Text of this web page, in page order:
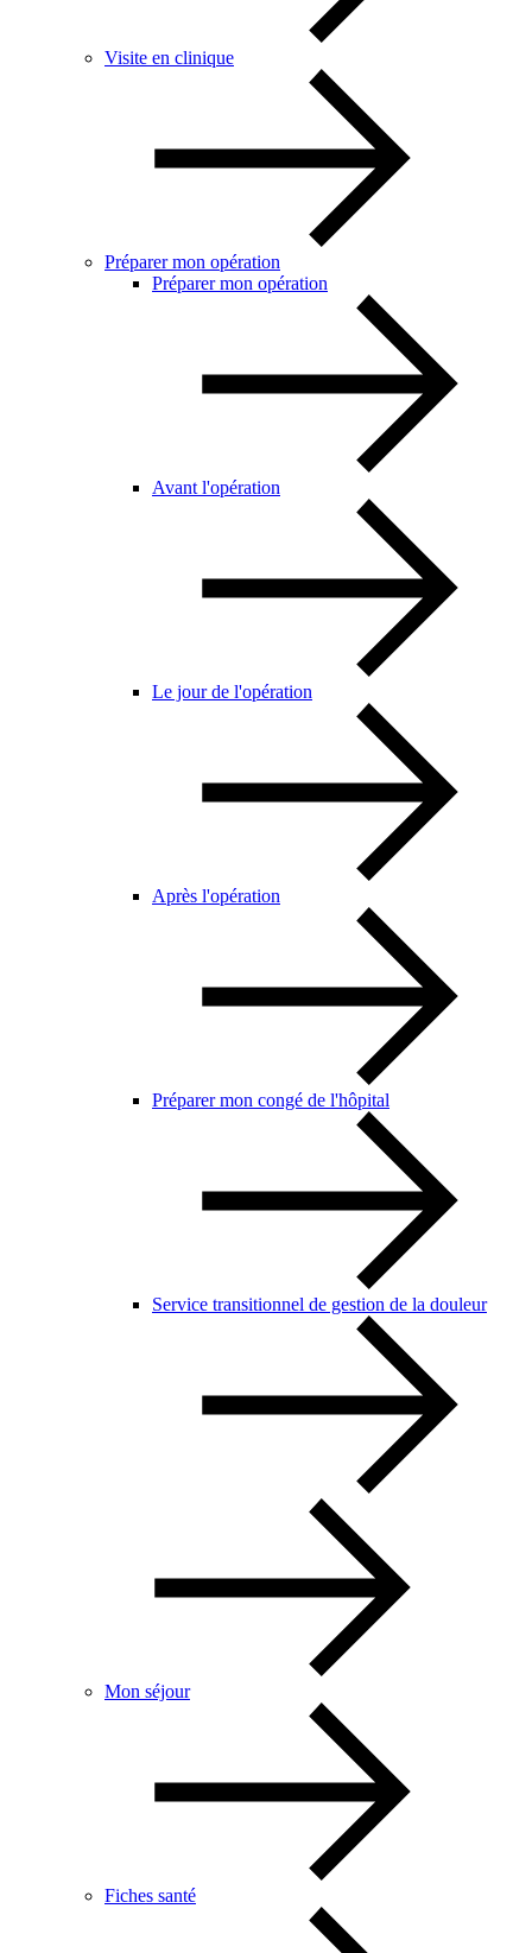
Visite en clinique
Préparer mon opération
Préparer mon opération
Avant l'opération
Le jour de l'opération
Après l'opération
Préparer mon congé de l'hôpital
Service transitionnel de gestion de la douleur
Mon séjour
Fiches santé